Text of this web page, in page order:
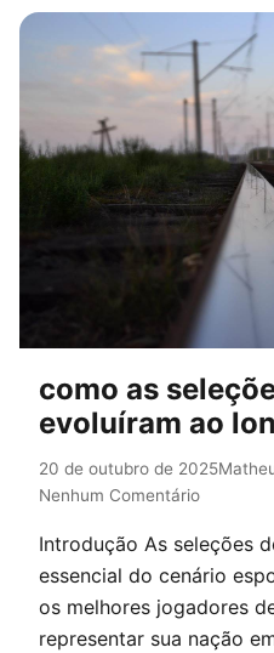
como as
evoluíram ao
20 de outubro de 2025
Nenhum Comentário
Introdução As seleções
essencial do cenário
os melhores jogadores
representar sua nação